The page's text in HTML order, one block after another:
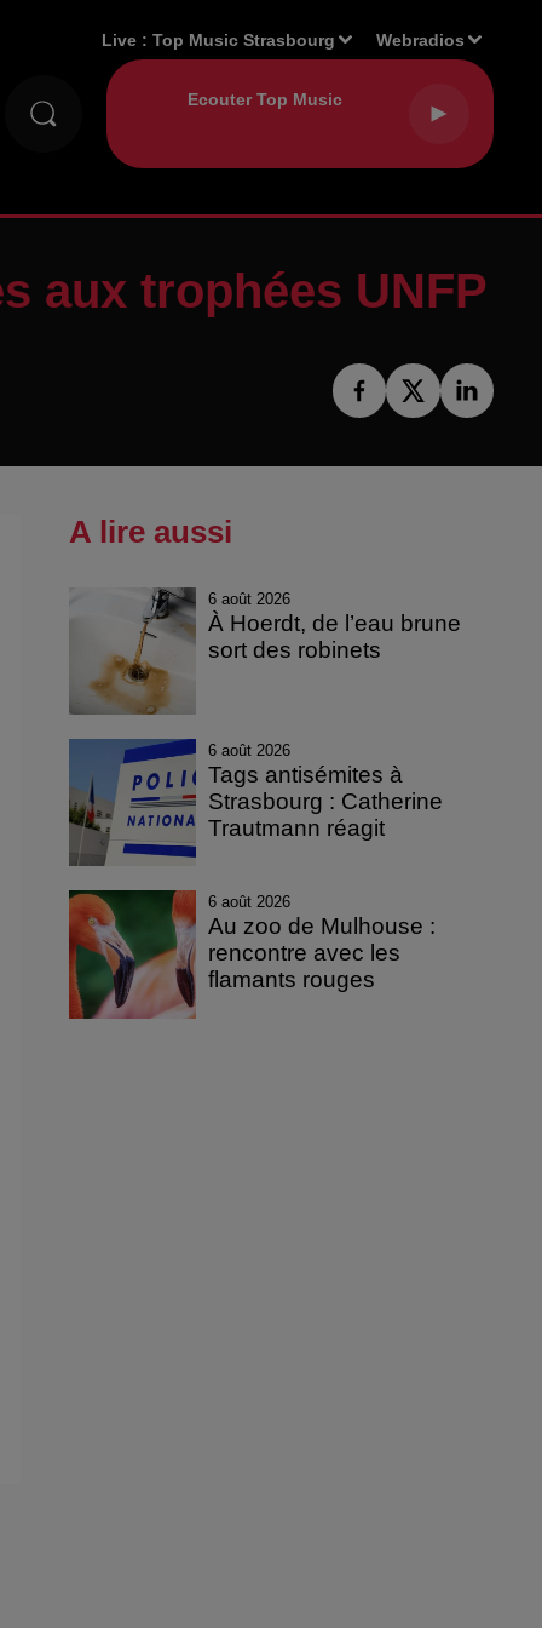
Live :Top Music Strasbourg Webradios
aux trophées UNFP
A lire aussi
6 août 2026
À Hoerdt, de l’eau brune
sort des robinets
6 août 2026
Tags antisémites à
Strasbourg : Catherine
Trautmann réagit
6 août 2026
Au zoo de Mulhouse :
rencontre avec les
flamants rouges